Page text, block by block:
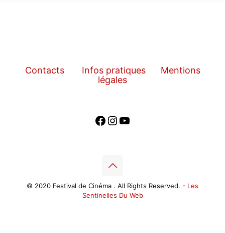
Contacts Infos pratiques
Mentions
légales
Facebook
Instagram
YouTube
© 2020 Festival de Cinéma . All Rights Reserved. - Les
Sentinelles Du Web